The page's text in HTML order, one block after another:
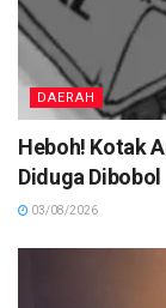
DAERAH
Heboh! Kotak
Diduga Dibobol
03/08/2026